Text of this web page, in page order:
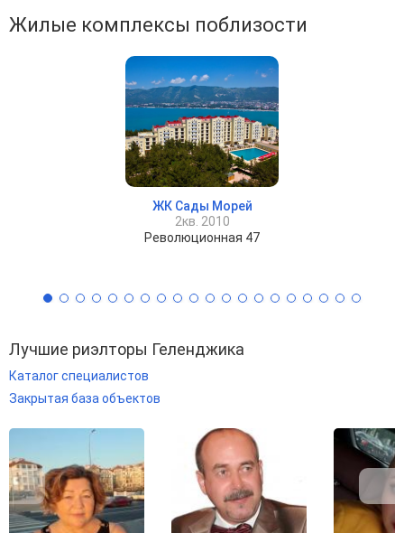
Жилые комплексы поблизости
ЖК Сады Морей
2кв. 2010
Революционная 47
Лучшие риэлторы Геленджика
Каталог специалистов
Закрытая база объектов